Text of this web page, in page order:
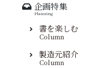
企画特集
Planning
書を楽しむ
Column
製造元紹介
Column